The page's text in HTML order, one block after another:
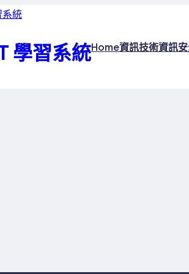
學習系統Home資訊技術資訊